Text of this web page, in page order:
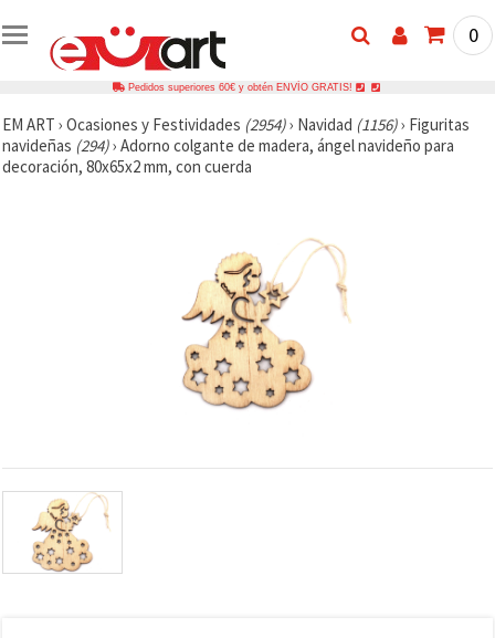
0
Pedidos superiores 60€ y obtén ENVÍO GRATIS!
EM ART › Ocasiones y Festividades (2954)› Navidad (1156)› Figuritas
navideñas (294)› Adorno colgante de madera, ángel navideño para
decoración, 80x65x2 mm, con cuerda